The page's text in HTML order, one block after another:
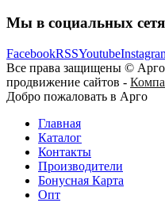
Мы в социальных
FacebookRSSYoutube
Все права защищены ©
продвижение сайтов -
Добро пожаловать в Арго
Главная
Каталог
Контакты
Производители
Бонусная Карта
Опт